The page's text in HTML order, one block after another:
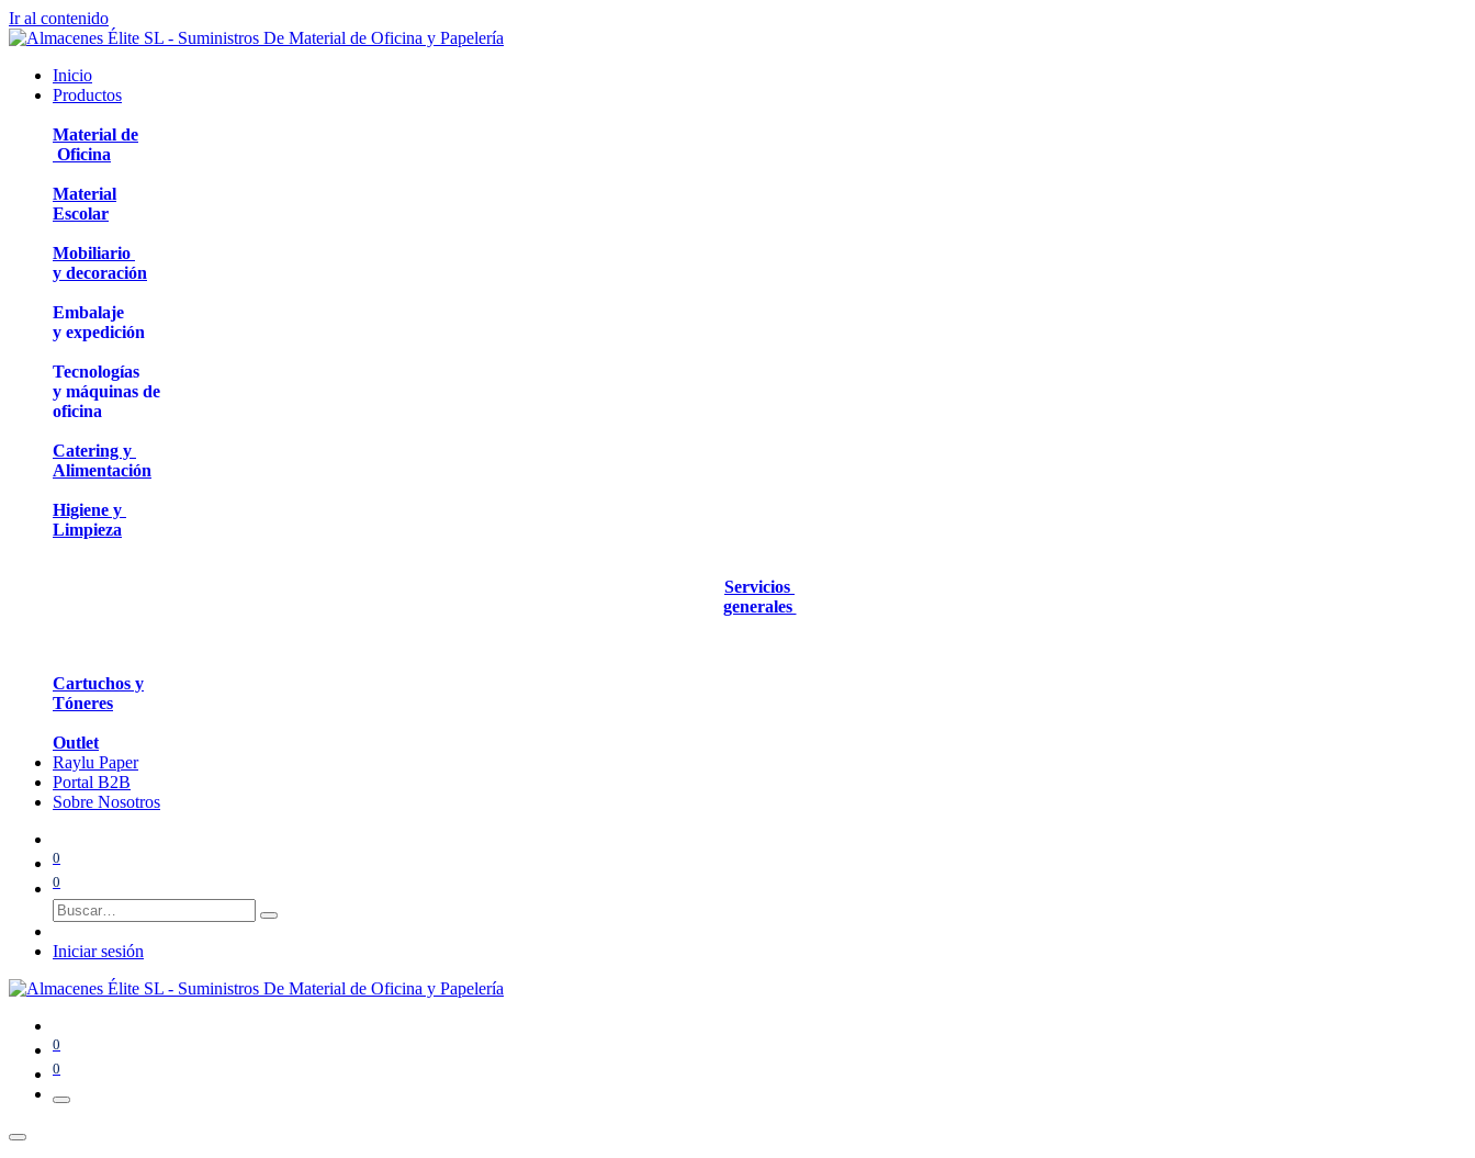
Ir al contenido
Inicio
Productos
Material de
Oficina
Material
Escolar
Mobiliario
y decoración
Embalaje
y expedición
Tecnologías
y máquinas de
oficina
Catering y
Alimentación
Higiene y
Limpieza
Servicios
generales
Cartuchos y
Tóneres
Outlet
Raylu Paper
Portal B2B
Sobre Nosotros
0
0
Iniciar sesión
0
0